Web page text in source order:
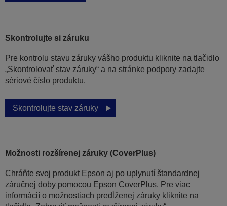
Skontrolujte si záruku
Pre kontrolu stavu záruky vášho produktu kliknite na tlačidlo
„Skontrolovať stav záruky“ a na stránke podpory zadajte
sériové číslo produktu.
Skontrolujte stav záruky
Možnosti rozšírenej záruky (CoverPlus)
Chráňte svoj produkt Epson aj po uplynutí štandardnej
záručnej doby pomocou Epson CoverPlus. Pre viac
informácií o možnostiach predĺženej záruky kliknite na